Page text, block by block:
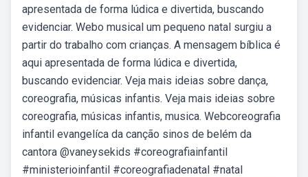
apresentada de forma lúdica e divertida, buscando
evidenciar. Webo musical um pequeno natal surgiu a
partir do trabalho com crianças. A mensagem bíblica é
aqui apresentada de forma lúdica e divertida,
buscando evidenciar. Veja mais ideias sobre dança,
coreografia, músicas infantis. Veja mais ideias sobre
coreografia, músicas infantis, musica. Webcoreografia
infantil evangelíca da canção sinos de belém da
cantora @vaneysekids #coreografiainfantil
#ministerioinfantil #coreografiadenatal #natal